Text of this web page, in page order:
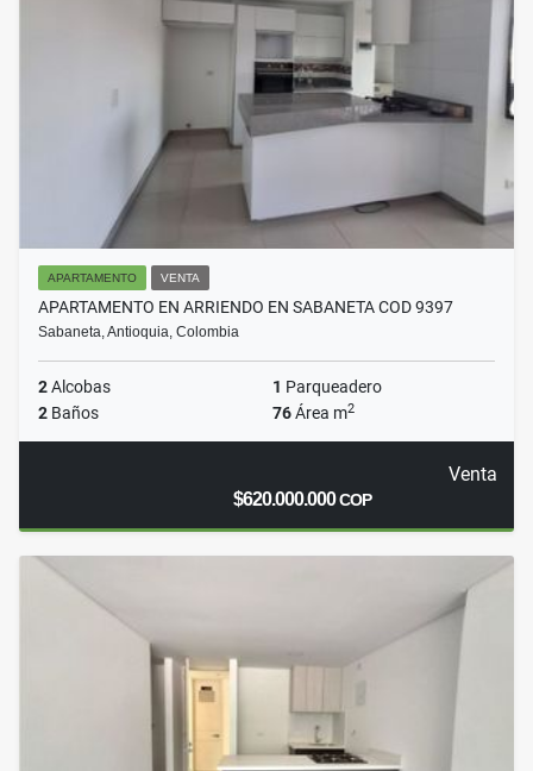
APARTAMENTO VENTA
APARTAMENTO EN ARRIENDO EN SABANETA COD 9397
Sabaneta, Antioquia, Colombia
2Alcobas 1 Parqueadero
2 Baños 76Área m2
Venta
$620.000.000COP